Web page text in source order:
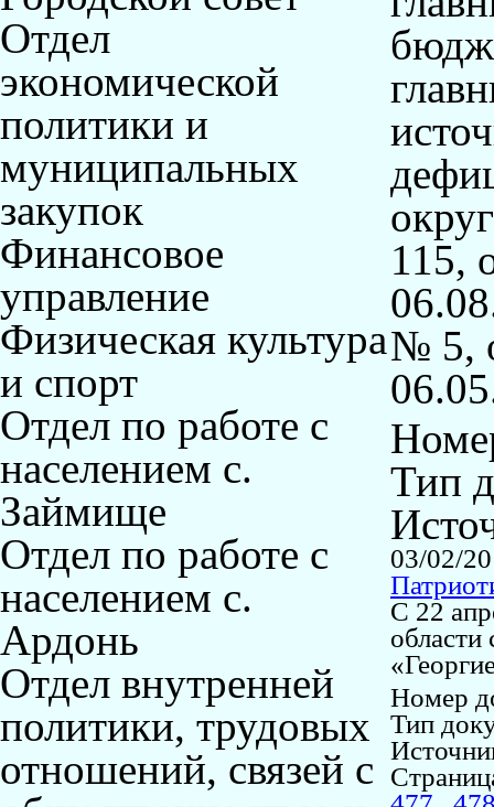
Отдел
экономической
политики и
муниципальных
закупок
Финансовое
управление
Физическая культура
и спорт
Отдел по работе с
населением с.
Займище
Отдел по работе с
населением с.
Ардонь
Отдел внутренней
политики, трудовых
отношений, связей с
115,
№ 5,
Тип
03/02/
С 22
области
Номер
Тип